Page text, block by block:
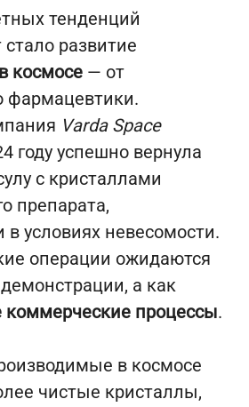
тенденций
развитие
космосе — от
фармацевтики.
Varda Space
году успешно вернула
с кристаллами
препарата,
условиях невесомости.
операции ожидаются
а как
процессы.
в космосе
чистые кристаллы,